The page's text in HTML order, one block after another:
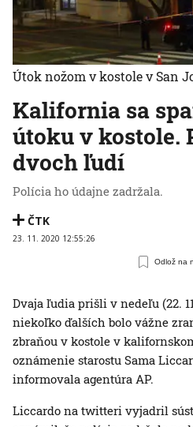
Kalifornia sa
útoku v kostole.
dvoch ľudí
Polícia ho údajne zadržala.
ČTK
23. 11. 2020 12:55:26
Odlož na
Útok nožom v kostole v San
Dvaja ľudia prišli v nedeľu (22.
niekoľko ďalších bolo vážne
zbraňou v kostole v
oznámenie starostu Sama
informovala agentúra AP.
Liccardo na twitteri vyjadril